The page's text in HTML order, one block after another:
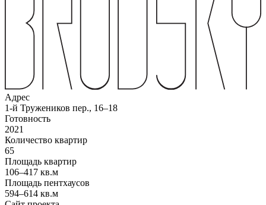
Адрес
1-й Тружеников пер., 16–18
Готовность
2021
Количество квартир
65
Площадь квартир
106–417 кв.м
Площадь пентхаусов
594–614 кв.м